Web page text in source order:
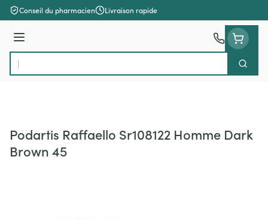
Aller au contenu
Conseil du pharmacien Livraison rapide
Menu
Rechercher
Podartis Raffaello Sr108122 Homme Dark
Brown 45